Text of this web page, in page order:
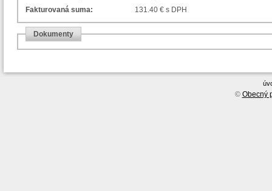
Fakturovaná suma:
131.40 € s DPH
Dokumenty
© Obecný